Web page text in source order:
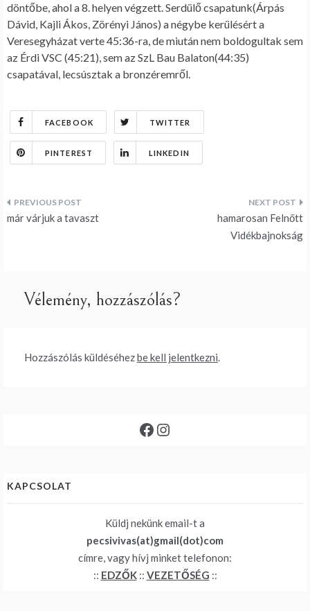
döntőbe, ahol a 8. helyen végzett. Serdülő csapatunk(Árpás
Dávid, Kajli Ákos, Zörényi János) a négybe kerülésért a
Veresegyházat verte 45:36-ra, de miután nem boldogultak sem
az Érdi VSC (45:21), sem az SzL Bau Balaton(44:35)
csapatával, lecsúsztak a bronzéremről.
FACEBOOK TWITTER
PINTEREST LINKEDIN
Bejegyzés
már várjuk a tavaszt
hamarosan Felnőtt
Vidékbajnokság
Vélemény, hozzászólás?
Hozzászólás küldéséhezbe kell jelentkezni.
Facebook
Instagram
KAPCSOLAT
Küldj nekünk email-t a
pecsivivas(at)gmail(dot)com
címre, vagy hívj minket telefonon:
:: EDZŐK:: VEZETŐSÉG ::